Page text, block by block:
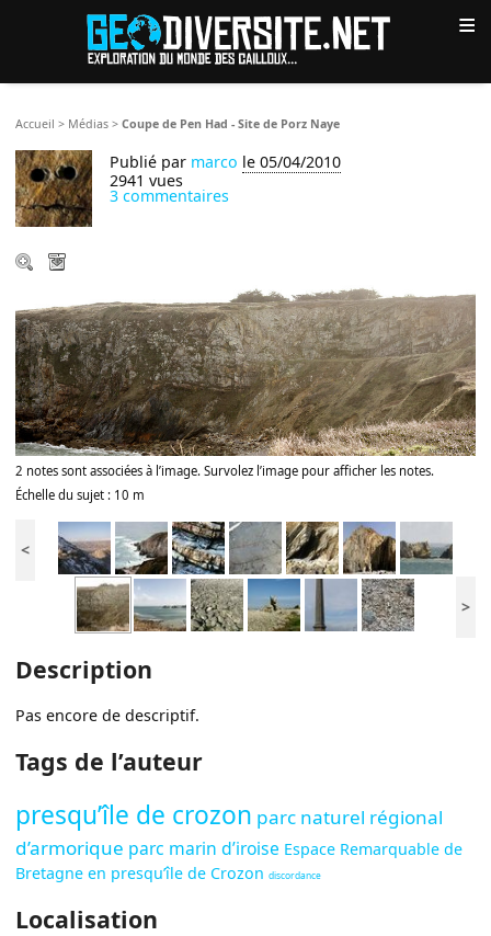
≡
Accueil > Médias >Coupe de Pen Had - Site de Porz Naye
Publié par marco le 05/04/2010
2941 vues
3 commentaires
2 notes sont associées à l’image. Survolez l’image pour afficher les notes.
Échelle du sujet : 10 m
<
>
Description
Pas encore de descriptif.
Tags de l’auteur
presqu’île de crozon parc naturel régional
d’armorique parc marin d’iroise Espace Remarquable de
Bretagne en presqu’île de Crozon discordance
Localisation